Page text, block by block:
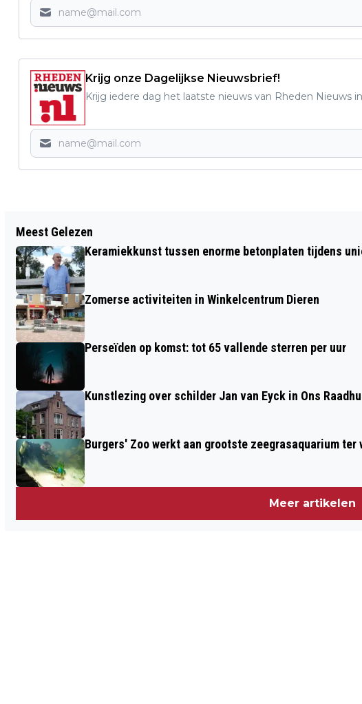
Krijg onze Dagelijkse Nieuwsbrief!
Krijg iedere dag het laatste nieuws van Rheden Nieuws
MEEDOEN AAN EXPEDITIE ROBINSON
LIJKT ONMOGELIJK, MAAR COLLIN VAN
MOERKERK UIT DIEREN GAAT ERVOOR!
Meest Gelezen
Keramiekkunst tussen enorme betonplaten tijdens
Zomerse activiteiten in Winkelcentrum Dieren
Perseïden op komst: tot 65 vallende sterren per uur
Kunstlezing over schilder Jan van Eyck in Ons
Burgers' Zoo werkt aan grootste zeegrasaquarium ter
Meer artikelen